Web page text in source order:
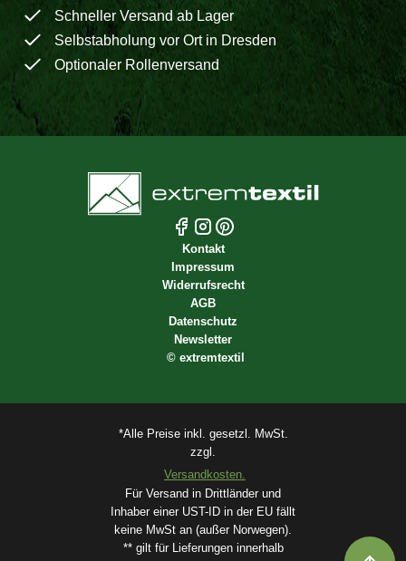
Schneller Versand ab Lager
Selbstabholung vor Ort in Dresden
Optionaler Rollenversand
Kontakt
Impressum
Widerrufsrecht
AGB
Datenschutz
Newsletter
© extremtextil
*Alle Preise inkl. gesetzl. MwSt.
zzgl.
Versandkosten.
Für Versand in Drittländer und
Inhaber einer UST-ID in der EU fällt
keine MwSt an (außer Norwegen).
** gilt für Lieferungen innerhalb